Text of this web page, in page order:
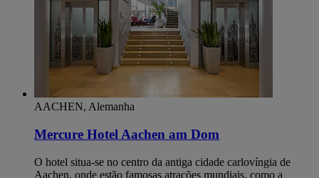
AACHEN, Alemanha
Mercure Hotel Aachen am Dom
O hotel situa-se no centro da antiga cidade carlovíngia de
Aachen, onde estão famosas atrações mundiais, como a